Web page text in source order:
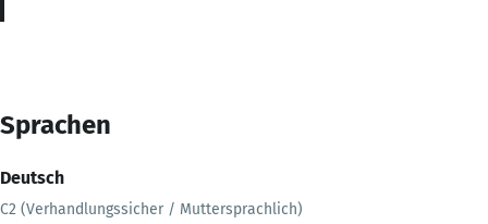
Sprachen
Deutsch
C2 (Verhandlungssicher / Muttersprachlich)